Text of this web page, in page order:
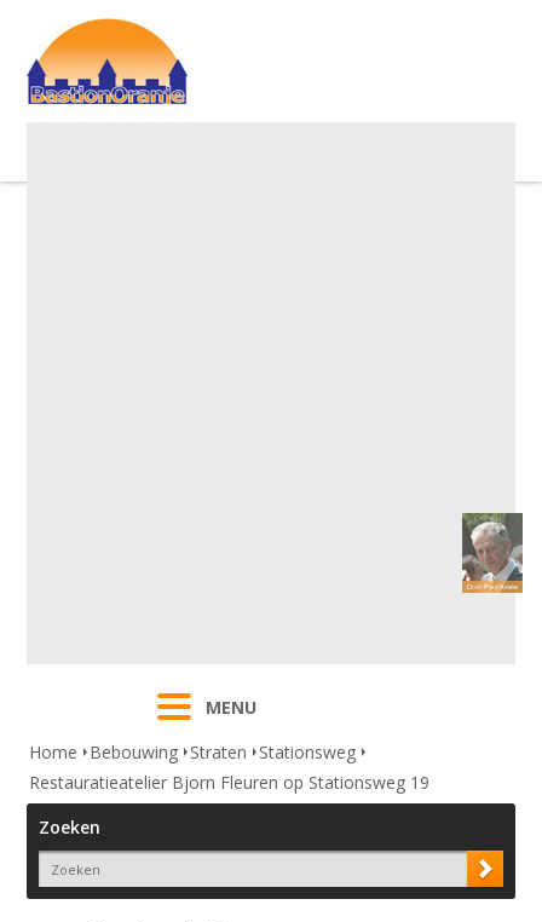
MENU
Home
Bebouwing Straten
Stationsweg
Restauratieatelier Bjorn Fleuren op Stationsweg 19
Zoeken